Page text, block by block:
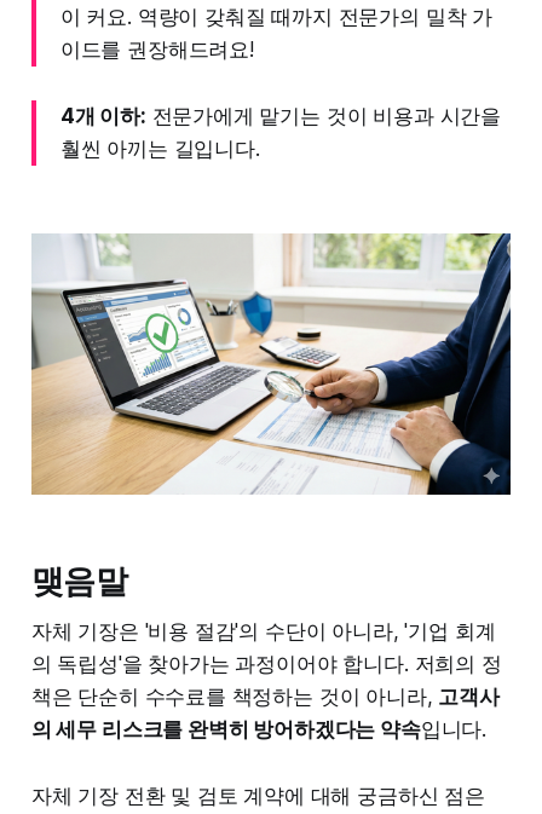
이 커요. 역량이 갖춰질 때까지 전문가의 밀착 가
이드를 권장해드려요!
4개 이하: 전문가에게 맡기는 것이 비용과 시간을
훨씬 아끼는 길입니다.
맺음말
자체 기장은 '비용 절감'의 수단이 아니라, '기업 회계
의 독립성'을 찾아가는 과정이어야 합니다. 저희의 정
책은 단순히 수수료를 책정하는 것이 아니라, 고객사
의 세무 리스크를 완벽히 방어하겠다는 약속입니다.
자체 기장 전환 및 검토 계약에 대해 궁금하신 점은